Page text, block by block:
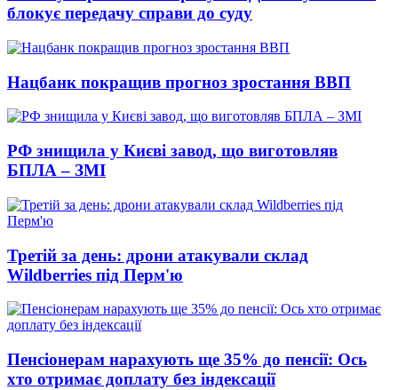
блокує передачу справи до суду
Нацбанк покращив прогноз зростання ВВП
РФ знищила у Києві завод, що виготовляв
БПЛА – ЗМІ
Третій за день: дрони атакували склад
Wildberries під Перм'ю
Пенсіонерам нарахують ще 35% до пенсії: Ось
хто отримає доплату без індексації